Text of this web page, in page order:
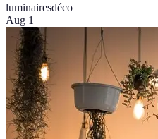
luminairesdéco
Aug 1